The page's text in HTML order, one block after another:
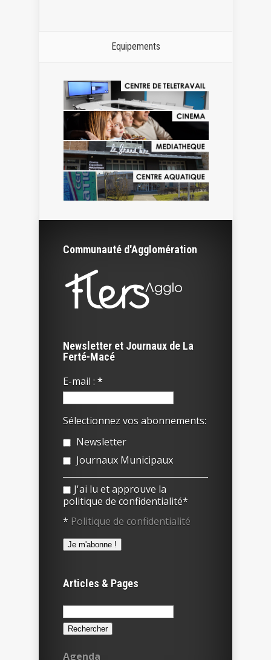
Equipements
Communauté d'Agglomération
Newsletter et Journaux de La
Ferté-Macé
E-mail : *
Sélectionnez vos abonnements:
Newsletter
Journaux Municipaux
J'ai lu et approuve la
politique de confidentialité*
* Politique de confidentialité
Articles & Pages
Rechercher :
Agenda